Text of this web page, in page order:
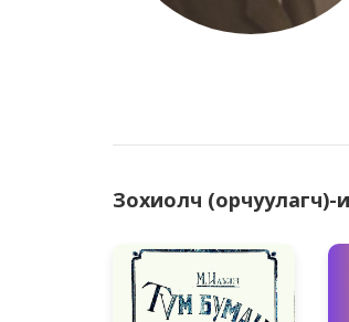
Зохиолч (орчуулагч)-